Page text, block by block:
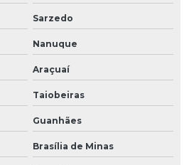
Sarzedo
Nanuque
Araçuaí
Taiobeiras
Guanhães
Brasília de Minas